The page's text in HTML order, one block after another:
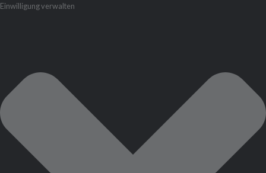
Einwilligung verwalten